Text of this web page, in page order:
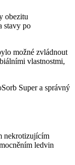
obezitu
stavy po
možné zvládnout
vlastnostmi,
Super a správný
nekrotizujícím
ledvin